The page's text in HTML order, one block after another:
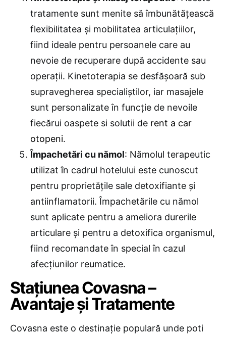
tratamente sunt menite să îmbunătățească
flexibilitatea și mobilitatea articulațiilor,
fiind ideale pentru persoanele care au
nevoie de recuperare după accidente sau
operații. Kinetoterapia se desfășoară sub
supravegherea specialiștilor, iar masajele
sunt personalizate în funcție de nevoile
fiecărui oaspete si solutii de rent a car
otopeni.
Împachetări cu nămol: Nămolul terapeutic
utilizat în cadrul hotelului este cunoscut
pentru proprietățile sale detoxifiante și
antiinflamatorii. Împachetările cu nămol
sunt aplicate pentru a ameliora durerile
articulare și pentru a detoxifica organismul,
fiind recomandate în special în cazul
afecțiunilor reumatice.
Stațiunea Covasna –
Avantaje și Tratamente
Covasna este o destinație populară unde poti